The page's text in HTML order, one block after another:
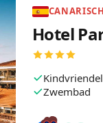
Hotel
Zwembad